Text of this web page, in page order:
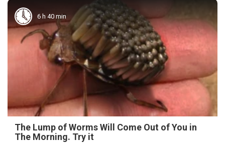
6 h 40 min
The Lump of Worms Will Come Out of You in
The Morning. Try it